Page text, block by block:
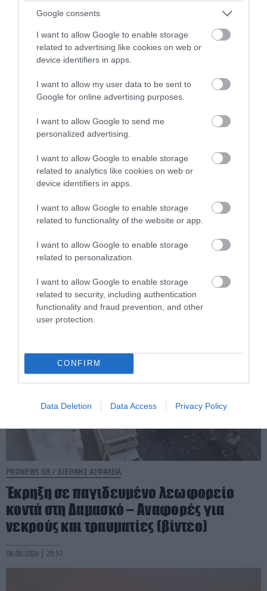
Google consents
I want to allow Google to enable storage
related to advertising like cookies on web or
device identifiers in apps.
I want to allow my user data to be sent to
Google for online advertising purposes.
I want to allow Google to send me
personalized advertising.
I want to allow Google to enable storage
related to analytics like cookies on web or
device identifiers in apps.
I want to allow Google to enable storage
related to functionality of the website or app.
I want to allow Google to enable storage
related to personalization.
I want to allow Google to enable storage
related to security, including authentication
functionality and fraud prevention, and other
user protection.
CONFIRM
Data Deletion Data Access Privacy Policy
μπορεί να καταστρέψει «μία
Θεσσαλονίκη»
06.08.2026 | 22:11
PRONEWS.GR /ΔΙΕΘΝΗΣ ΑΣΦΑΛΕΙΑ
Το σχέδιο των ισραηλινών για να
πείσουν τον Ν.Τραμπ να χτυπήσει το Ιράν
– Η εμπλοκή του Μ.Αχμαντινετζάντ
06.08.2026 | 21:59
PRONEWS.GR / ΔΙΕΘΝΗΣ ΑΣΦΑΛΕΙΑ
Έκρηξη σε παγιδευμένο λεωφορείο
κοντά στη Δαμασκό – Αναφορές για
νεκρούς και τραυματίες (βίντεο)
06.08.2026 | 20:57